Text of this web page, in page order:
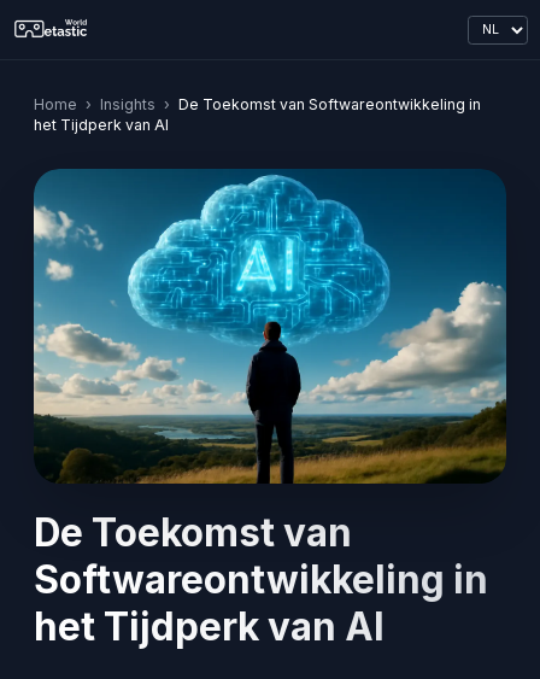
Home › Insights › De Toekomst van Softwareontwikkeling in
het Tijdperk van AI
De Toekomst van
Softwareontwikkeling in
het Tijdperk van AI